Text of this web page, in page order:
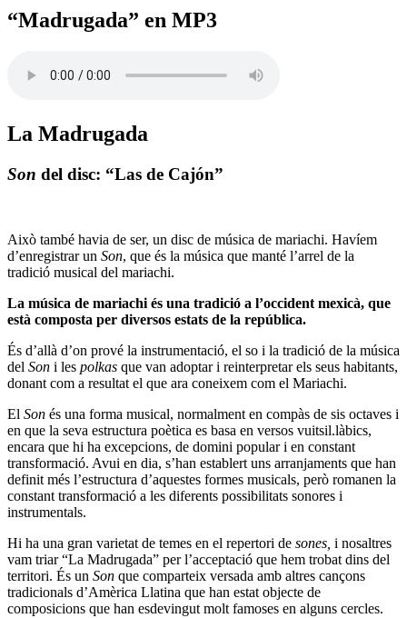
“Madrugada” en MP3
La Madrugada
Son del disc: “Las de Cajón”
Això també havia de ser, un disc de música de mariachi. Havíem
d’enregistrar un Son, que és la música que manté l’arrel de la
tradició musical del mariachi.
La música de mariachi és una tradició a l’occident mexicà, que
està composta per diversos estats de la república.
És d’allà d’on prové la instrumentació, el so i la tradició de la música
del Son i les polkas que van adoptar i reinterpretar els seus habitants,
donant com a resultat el que ara coneixem com el Mariachi.
El Son és una forma musical, normalment en compàs de sis octaves i
en que la seva estructura poètica es basa en versos vuitsil.làbics,
encara que hi ha excepcions, de domini popular i en constant
transformació. Avui en dia, s’han establert uns arranjaments que han
definit més l’estructura d’aquestes formes musicals, però romanen la
constant transformació a les diferents possibilitats sonores i
instrumentals.
Hi ha una gran varietat de temes en el repertori de sones, i nosaltres
vam triar “La Madrugada” per l’acceptació que hem trobat dins del
territori. És un Son que comparteix versada amb altres cançons
tradicionals d’Amèrica Llatina que han estat objecte de
composicions que han esdevingut molt famoses en alguns cercles.